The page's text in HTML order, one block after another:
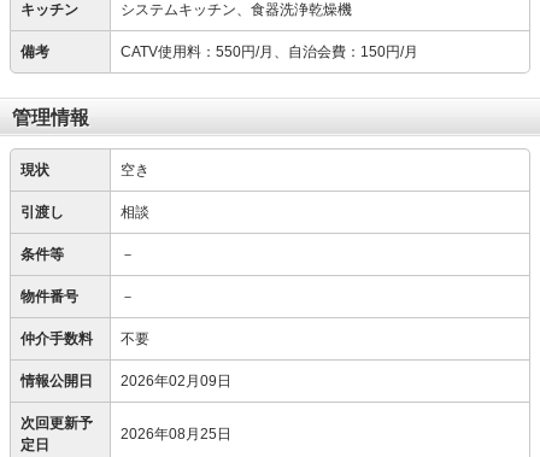
キッチン システムキッチン、食器洗浄乾燥機
備考 CATV使用料：550円/月、自治会費：150円/月
管理情報
現状 空き
引渡し 相談
条件等 －
物件番号 －
仲介手数料 不要
情報公開日 2026年02月09日
次回更新予
定日
2026年08月25日